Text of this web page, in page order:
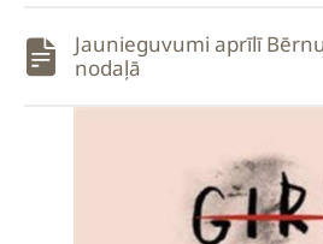
Jaunieguvumi aprīlī
nodaļā